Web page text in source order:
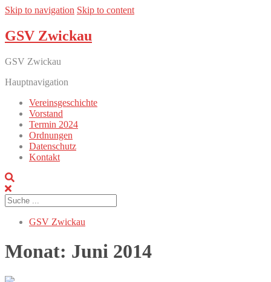
Skip to navigation Skip to content
GSV Zwickau
GSV Zwickau
Hauptnavigation
Vereinsgeschichte
Vorstand
Termin 2024
Ordnungen
Datenschutz
Kontakt
GSV Zwickau
Monat: Juni 2014